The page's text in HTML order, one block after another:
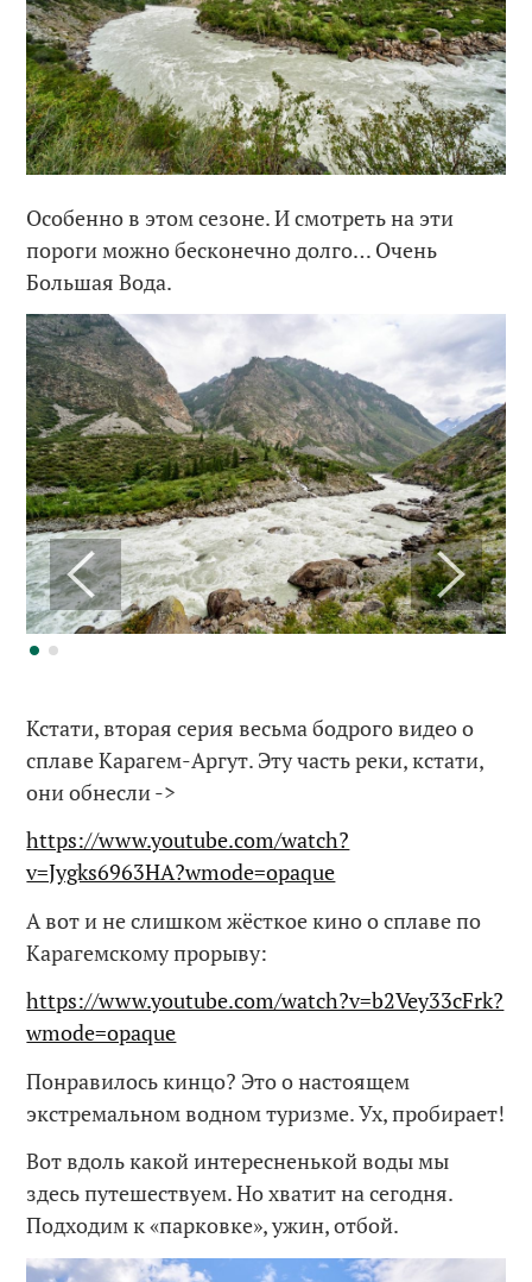
Особенно в этом сезоне. И смотреть на эти
пороги можно бесконечно долго… Очень
Большая Вода.
Кстати, вторая серия весьма бодрого видео о
сплаве Карагем-Аргут. Эту часть реки, кстати,
они обнесли ->
https://www.youtube.com/watch?
v=Jygks6963HA?wmode=opaque
А вот и не слишком жёсткое кино о сплаве по
Карагемскому прорыву:
https://www.youtube.com/watch?v=b2Vey33cFrk?
wmode=opaque
Понравилось кинцо? Это о настоящем
экстремальном водном туризме. Ух, пробирает!
Вот вдоль какой интересненькой воды мы
здесь путешествуем. Но хватит на сегодня.
Подходим к «парковке», ужин, отбой.